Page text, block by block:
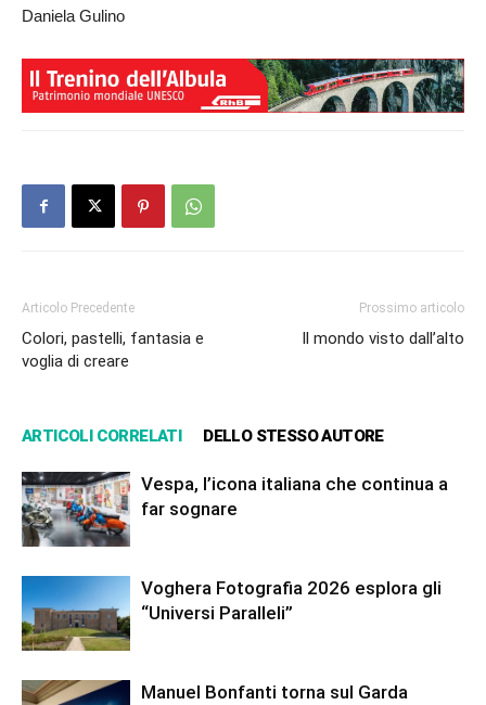
Daniela Gulino
Articolo Precedente
Colori, pastelli, fantasia e
voglia di creare
Prossimo articolo
Il mondo visto dall’alto
ARTICOLI CORRELATI DELLO STESSO AUTORE
Vespa, l’icona italiana che continua a
far sognare
Voghera Fotografia 2026 esplora gli
“Universi Paralleli”
Manuel Bonfanti torna sul Garda